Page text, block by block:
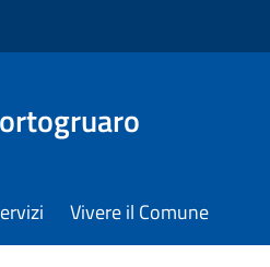
Vivere il Comune